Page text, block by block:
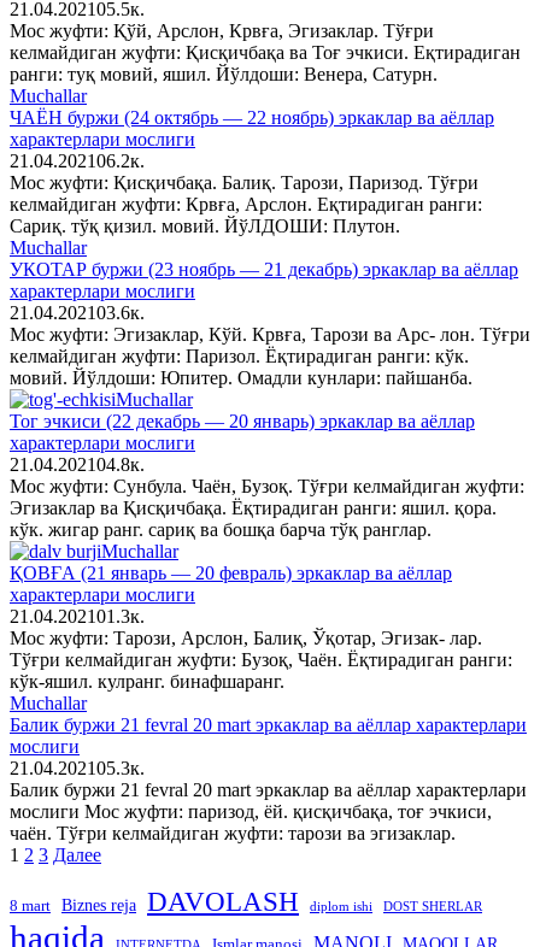
21.04.202105.5к.
Мос жуфти: Қўй, Арслон, Крвға, Эгизаклар. Тўғри
келмайдиган жуфти: Қисқичбақа ва Тоғ эчкиси. Еқтирадиган
ранги: туқ мовий, яшил. Йўлдоши: Венера, Сатурн.
Muchallar
ЧАЁН буржи (24 октябрь — 22 ноябрь) эркаклар ва аёллар
характерлари мослиги
21.04.202106.2к.
Мос жуфти: Қисқичбақа. Балиқ. Тарози, Паризод. Тўғри
келмайдиган жуфти: Крвға, Арслон. Еқтирадиган ранги:
Сариқ. тўқ қизил. мовий. ЙўЛДОШИ: Плутон.
Muchallar
УКОТАР буржи (23 ноябрь — 21 декабрь) эркаклар ва аёллар
характерлари мослиги
21.04.202103.6к.
Мос жуфти: Эгизаклар, Кўй. Крвға, Тарози ва Арс- лон. Тўғри
келмайдиган жуфти: Паризол. Ёқтирадиган ранги: кўк.
мовий. Йўлдоши: Юпитер. Омадли кунлари: пайшанба.
Muchallar
Тог эчкиси (22 декабрь — 20 январь) эркаклар ва аёллар
характерлари мослиги
21.04.202104.8к.
Мос жуфти: Сунбула. Чаён, Бузоқ. Тўғри келмайдиган жуфти:
Эгизаклар ва Қисқичбақа. Ёқтирадиган ранги: яшил. қора.
кўк. жигар ранг. сариқ ва бошқа барча тўқ ранглар.
Muchallar
ҚОВҒА (21 январь — 20 февраль) эркаклар ва аёллар
характерлари мослиги
21.04.202101.3к.
Мос жуфти: Тарози, Арслон, Балиқ, Ўқотар, Эгизак- лар.
Тўғри келмайдиган жуфти: Бузоқ, Чаён. Ёқтирадиган ранги:
кўк-яшил. кулранг. бинафшаранг.
Muchallar
Балик буржи 21 fevral 20 mart эркаклар ва аёллар характерлари
мослиги
21.04.202105.3к.
Балик буржи 21 fevral 20 mart эркаклар ва аёллар характерлари
мослиги Мос жуфти: паризод, ёй. қисқичбақа, тоғ эчкиси,
чаён. Тўғри келмайдиган жуфти: тарози ва эгизаклар.
Пагинация
1 2 3 Далее
8 mart Biznes reja DAVOLASH diplom ishi DOST SHERLAR
haqida MANOLI